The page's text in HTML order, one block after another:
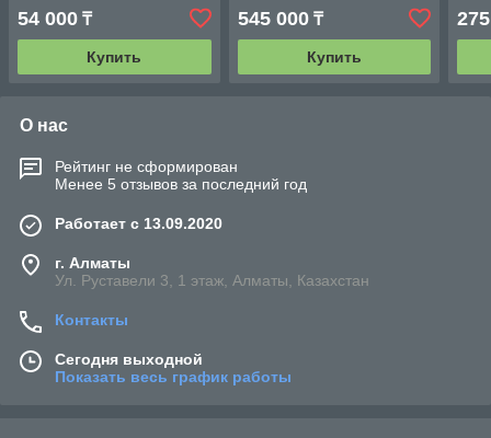
54 000 ₸
Купить
545 000₸
Купить
О нас
Рейтинг не сформирован
Менее 5 отзывов за последний год
Работает с 13.09.2020
г. Алматы
Ул. Руставели 3, 1 этаж, Алматы, Казахстан
Контакты
Сегодня выходной
Показать весь график работы